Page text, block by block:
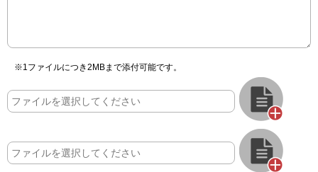
※1ファイルにつき2MBまで添付可能です。